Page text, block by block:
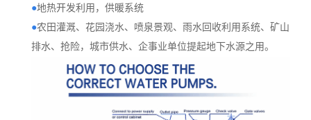
●地热开发利用，供暖系统
●农田灌溉、花园浇水、喷泉景观、雨水回收利用系统、矿山
排水、抢险，城市供水、企事业单位提起地下水源之用。